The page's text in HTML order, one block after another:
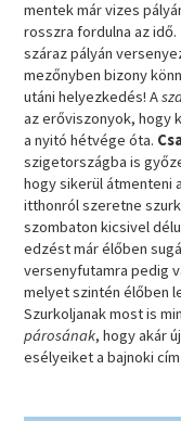
mentek már vizes
rosszra fordulna az
száraz pályán
mezőnyben bizony
utáni helyezkedés! A
az erőviszonyok, hogy
a nyitó hétvége óta.
szigetországba is
hogy sikerül átmenteni
itthonról szeretne
szombaton kicsivel
edzést már élőben
versenyfutamra pedig
melyet szintén élőben
Szurkoljanak most is
párosának, hogy akár
esélyeiket a bajnoki